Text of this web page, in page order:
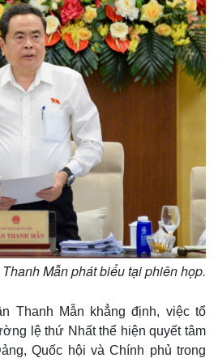
Mẫn phát biểu tại phiên họp.
Thanh Mẫn khẳng định, việc tổ
lệ thứ Nhất thể hiện quyết tâm
Quốc hội và Chính phủ trong